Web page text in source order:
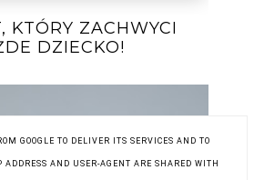
KTÓRY ZACHWYCI
DZIECKO!
GOOGLE TO DELIVER ITS SERVICES AND TO
AND USER-AGENT ARE SHARED WITH